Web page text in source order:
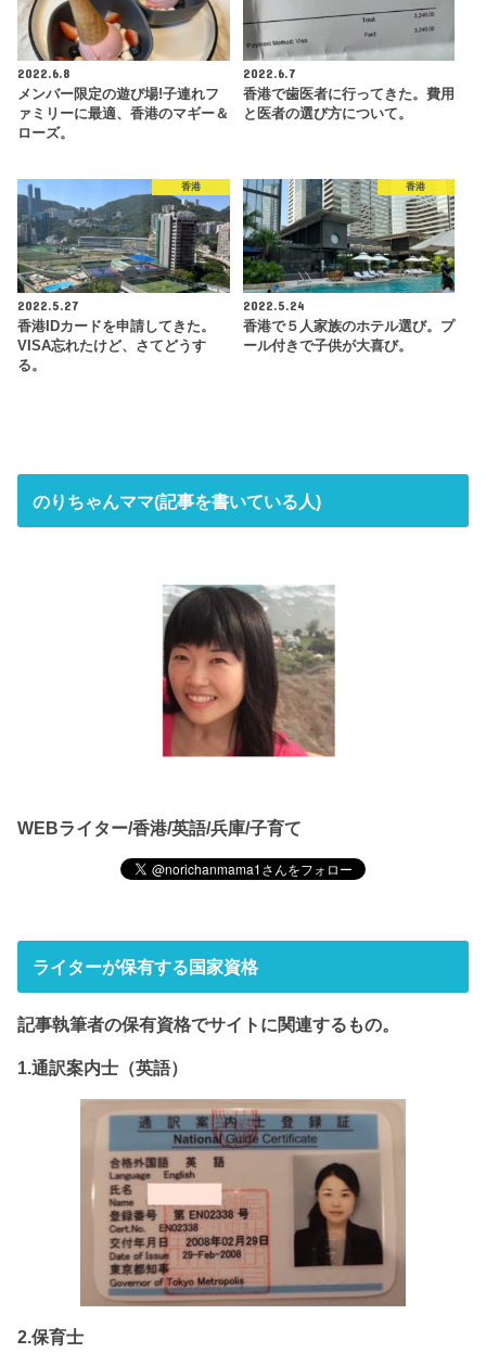
2022.6.8
メンバー限定の遊び場!子連れフ
ァミリーに最適、香港のマギー＆
ローズ。
2022.6.7
香港で歯医者に行ってきた。費用
と医者の選び方について。
香港
2022.5.27
香港IDカードを申請してきた。
VISA忘れたけど、さてどうす
る。
香港
2022.5.24
香港で５人家族のホテル選び。プ
ール付きで子供が大喜び。
のりちゃんママ(記事を書いている人)
WEBライター/香港/英語/兵庫/子育て
ライターが保有する国家資格
記事執筆者の保有資格でサイト に関連するもの。
1.通訳案内士（英語）
2.保育士